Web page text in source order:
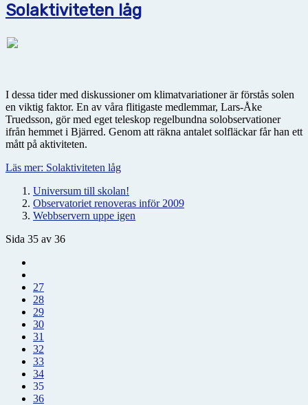
Solaktiviteten låg
I dessa tider med diskussioner om klimatvariationer är förstås solen
en viktig faktor. En av våra flitigaste medlemmar, Lars-Åke
Truedsson, gör med eget teleskop regelbundna solobservationer
ifrån hemmet i Bjärred. Genom att räkna antalet solfläckar får han ett
mått på aktiviteten.
Läs mer: Solaktiviteten låg
Universum till skolan!
Observatoriet renoveras inför 2009
Webbservern uppe igen
Sida 35 av 36
27
28
29
30
31
32
33
34
35
36